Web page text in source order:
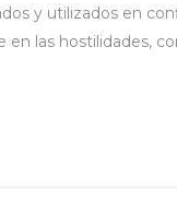
y utilizados en
las hostilidades,